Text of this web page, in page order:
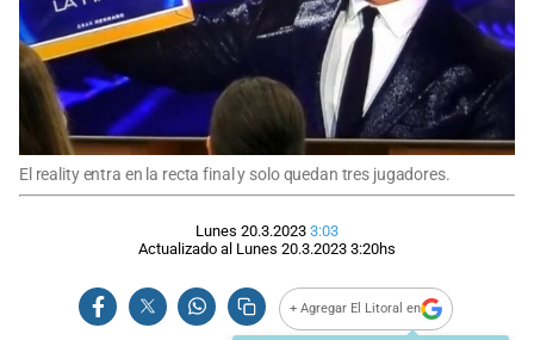
El reality entra en la recta final y solo quedan tres jugadores.
Lunes 20.3.2023 3:03
Actualizado al Lunes 20.3.2023 3:20hs
+ Agregar El Litoral en